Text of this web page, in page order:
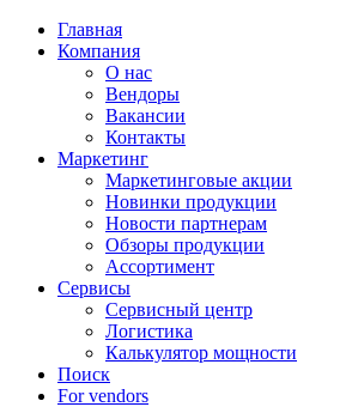
Главная
Компания
О нас
Вендоры
Вакансии
Контакты
Маркетинг
Маркетинговые акции
Новинки продукции
Новости партнерам
Обзоры продукции
Ассортимент
Сервисы
Сервисный центр
Логистика
Калькулятор мощности
Поиск
For vendors